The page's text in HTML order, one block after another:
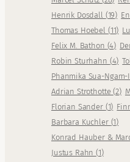
Henrik Dosdall (19)
Thomas Hoebel (11)
Felix M. Bathon (4)
Robin Sturhahn (4)
Phanmika Sua-Ngam-
Adrian Strothotte(2)
Florian Sander (1)
Barbara Kuchler (1)
Konrad Hauber &
Justus Rahn(1)